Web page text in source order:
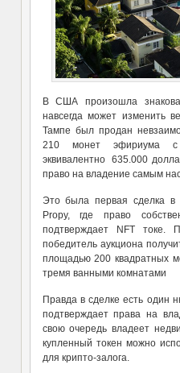
В США произошла
навсегда может изменить
Тампе был продан
210 монет эфириума с
эквивалентно 635.000
право на владение самым
Это была первая сделка
Propy, где право
подтверждает NFT токе.
победитель аукциона
площадью 200 квадратных
тремя ванными комнатами
Правда в сделке есть один
подтверждает права на
свою очередь владеет
купленный токен можно
для крипто-залога.